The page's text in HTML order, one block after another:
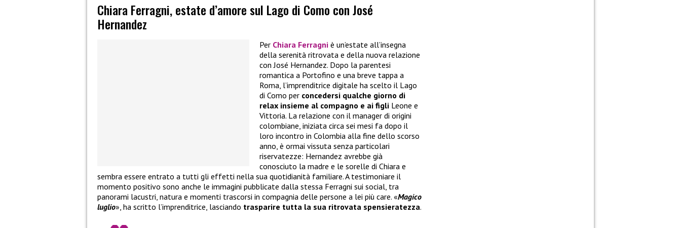
Chiara Ferragni, estate d’amore sul Lago di Como con José
Hernandez
Per Chiara Ferragni è un’estate all’insegna
della serenità ritrovata e della nuova relazione
con José Hernandez. Dopo la parentesi
romantica a Portofino e una breve tappa a
Roma, l’imprenditrice digitale ha scelto il Lago
di Como per concedersi qualche giorno di
relax insieme al compagno e ai figli Leone e
Vittoria. La relazione con il manager di origini
colombiane, iniziata circa sei mesi fa dopo il
loro incontro in Colombia alla fine dello scorso
anno, è ormai vissuta senza particolari
riservatezze: Hernandez avrebbe già
conosciuto la madre e le sorelle di Chiara e
sembra essere entrato a tutti gli effetti nella sua quotidianità familiare. A testimoniare il
momento positivo sono anche le immagini pubblicate dalla stessa Ferragni sui social, tra
panorami lacustri, natura e momenti trascorsi in compagnia delle persone a lei più care. «Magico
luglio», ha scritto l’imprenditrice, lasciando trasparire tutta la sua ritrovata spensieratezza.